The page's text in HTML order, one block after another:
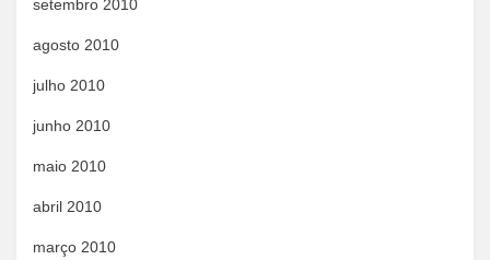
setembro 2010
agosto 2010
julho 2010
junho 2010
maio 2010
abril 2010
março 2010